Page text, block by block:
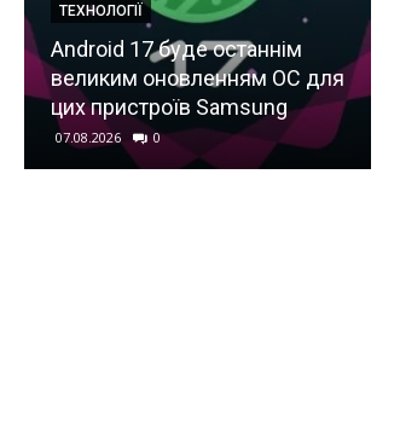
ТЕХНОЛОГІЇ
Android 17 буде останнім
великим оновленням ОС для
цих пристроїв Samsung
07.08.2026 0